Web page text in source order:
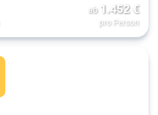
ab 1.452€
pro Person